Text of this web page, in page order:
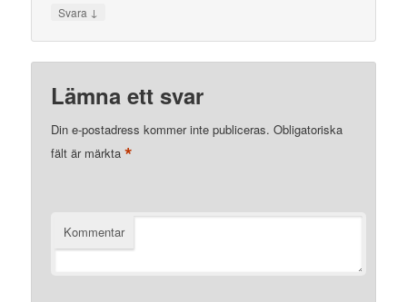
Svara ↓
Lämna ett svar
Din e-postadress kommer inte publiceras. Obligatoriska
fält är märkta*
Kommentar